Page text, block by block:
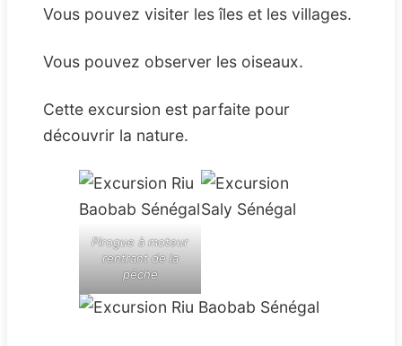
Vous pouvez visiter les îles et les villages.
Vous pouvez observer les oiseaux.
Cette excursion est parfaite pour
découvrir la nature.
Pirogue à moteur
rentrant de la
pêche